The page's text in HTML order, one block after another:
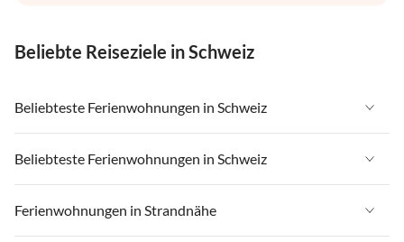
Beliebte Reiseziele in Schweiz
Beliebteste Ferienwohnungen in Schweiz
Ferienwohnungen in Schweiz
Ferienwohnungen in Wallis
Ferienwohnungen in Saas-Fee / Saastal
Beliebteste Ferienwohnungen in Schweiz
Ferienwohnungen in Schweiz
Ferienwohnungen in Strandnähe